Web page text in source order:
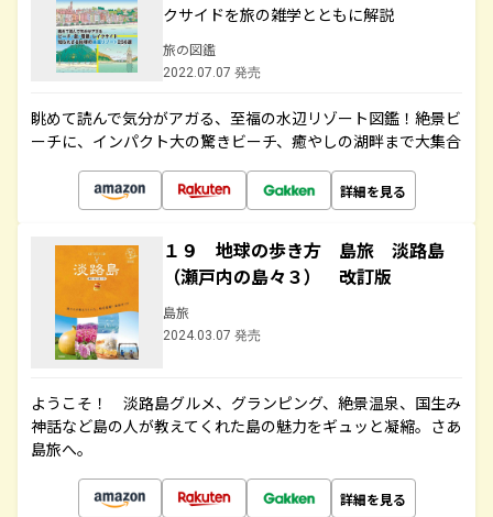
クサイドを旅の雑学とともに解説
旅の図鑑
2022.07.07 発売
眺めて読んで気分がアガる、至福の水辺リゾート図鑑！絶景ビ
ーチに、インパクト大の驚きビーチ、癒やしの湖畔まで大集合
詳細を見る
１９ 地球の歩き方 島旅 淡路島
（瀬戸内の島々３） 改訂版
島旅
2024.03.07 発売
ようこそ！ 淡路島グルメ、グランピング、絶景温泉、国生み
神話など島の人が教えてくれた島の魅力をギュッと凝縮。さあ
島旅へ。
詳細を見る